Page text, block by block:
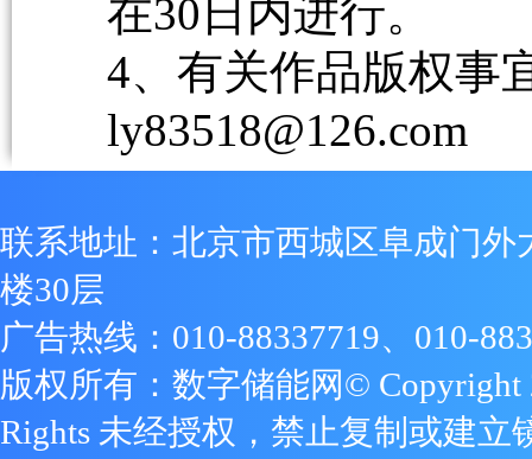
在30日内进行。
4、有关作品版权事
ly83518@126.com
联系地址：北京市西城区阜成门外
楼30层
广告热线：010-88337719、010-
版权所有：数字储能网© Copyright
Rights 未经授权，禁止复制或建立